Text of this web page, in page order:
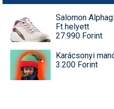
Salomon
Ft helyett
27.990 Forint
Karácsonyi
3.200 Forint